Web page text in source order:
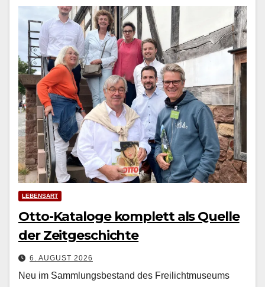
LEBENSART
Otto-Kataloge komplett als Quelle
der Zeitgeschichte
6. AUGUST 2026
Neu im Sammlungsbestand des Freilichtmuseums